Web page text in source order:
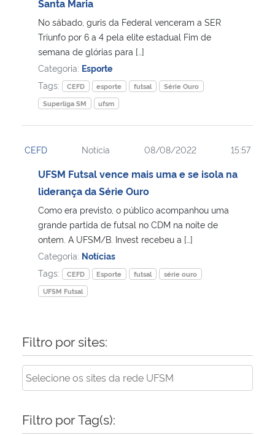
Secretaria-Geral
Secretaria de Governo
Gabinete de Segurança Institucional
Santa Maria
No sábado, guris da Federal venceram a SER
Triunfo por 6 a 4 pela elite estadual Fim de
semana de glórias para […]
Categoria: Esporte
Tags:
CEFD esporte futsal
Série Ouro
Superliga SM
ufsm
CEFD Notícia 08/08/2022 15:57
UFSM Futsal vence mais uma e se isola na
liderança da Série Ouro
Como era previsto, o público acompanhou uma
grande partida de futsal no CDM na noite de
ontem. A UFSM/B. Invest recebeu a […]
Categoria: Notícias
Tags:
CEFD Esporte futsal
série ouro
UFSM Futsal
Filtro por sites:
Filtro por Tag(s):